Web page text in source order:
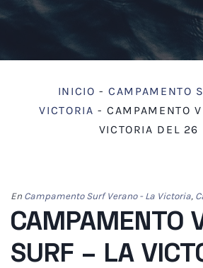
INICIO -CAMPAMENTO
VICTORIA -CAMPAMENTO
VICTORIA DEL 26
En Campamento Surf Verano - La Victoria,
CAMPAMENTO
SURF – LA